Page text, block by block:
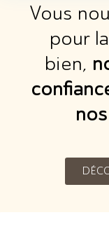
Vous
pour
bien,